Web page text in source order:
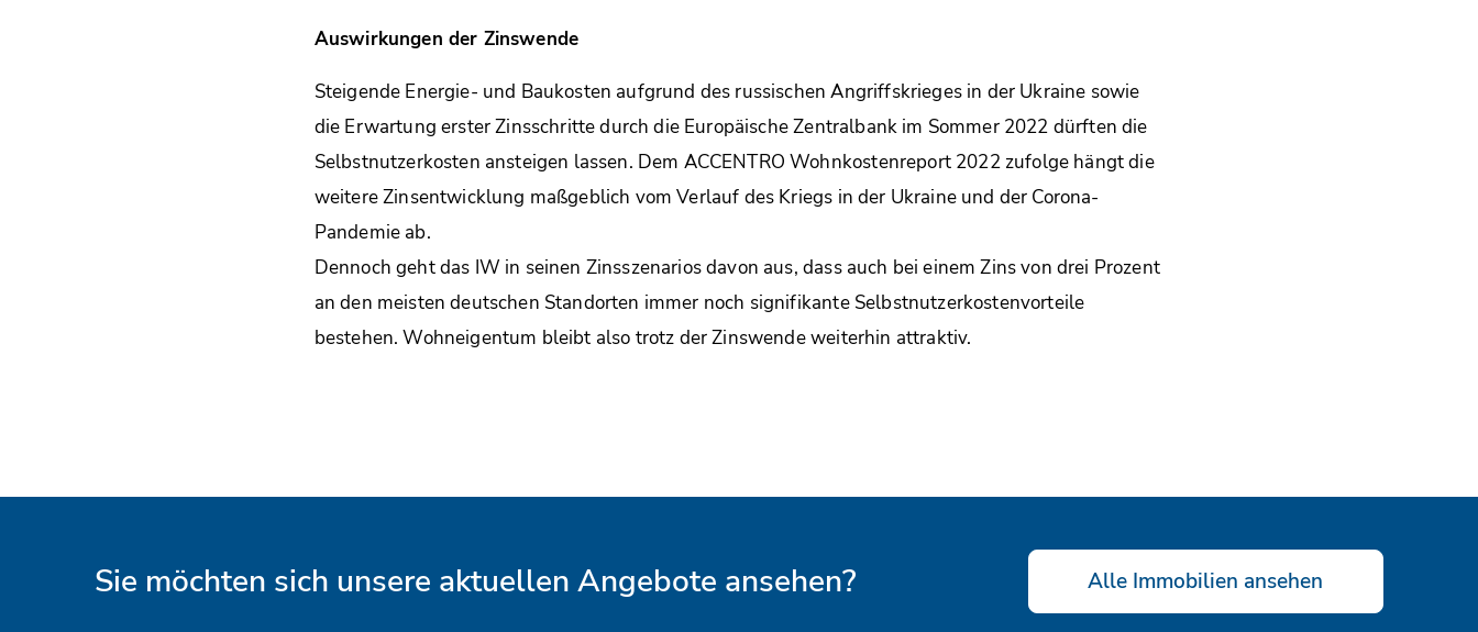
Auswirkungen der Zinswende
Steigende Energie- und Baukosten aufgrund des russischen Angriffskrieges in der Ukraine sowie
die Erwartung erster Zinsschritte durch die Europäische Zentralbank im Sommer 2022 dürften die
Selbstnutzerkosten ansteigen lassen. Dem ACCENTRO Wohnkostenreport 2022 zufolge hängt die
weitere Zinsentwicklung maßgeblich vom Verlauf des Kriegs in der Ukraine und der Corona-
Pandemie ab.
Dennoch geht das IW in seinen Zinsszenarios davon aus, dass auch bei einem Zins von drei Prozent
an den meisten deutschen Standorten immer noch signifikante Selbstnutzerkostenvorteile
bestehen. Wohneigentum bleibt also trotz der Zinswende weiterhin attraktiv.
Sie möchten sich unsere aktuellen Angebote ansehen? Alle Immobilien ansehen